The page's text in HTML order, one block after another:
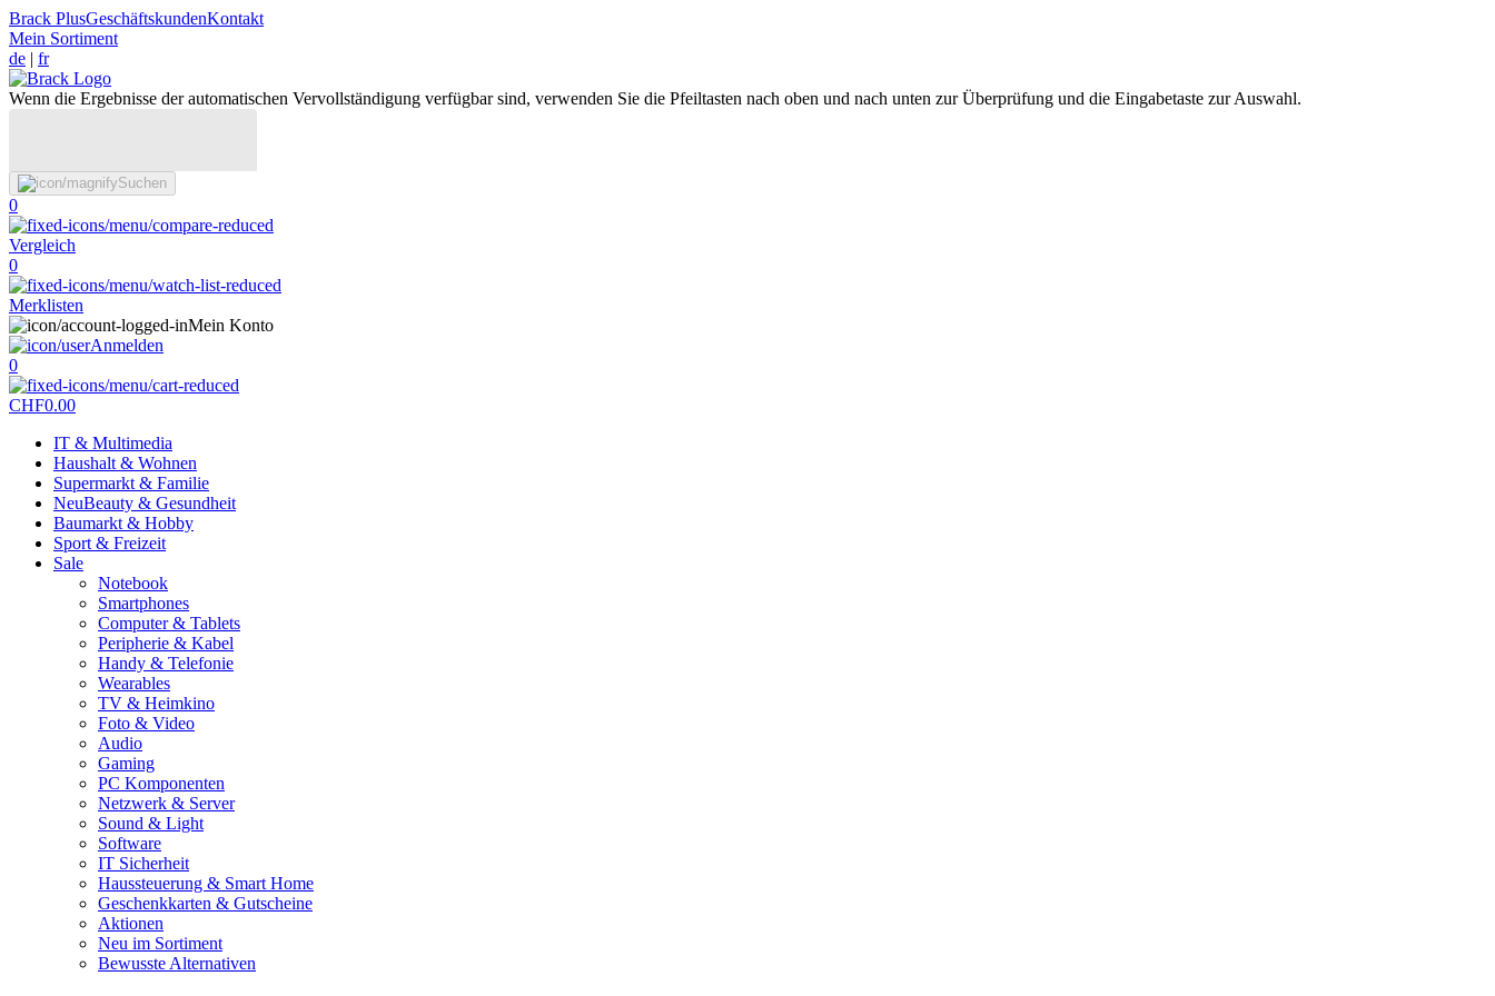
Brack PlusGeschäftskundenKontakt
Mein Sortiment
de | fr
Wenn die Ergebnisse der automatischen Vervollständigung verfügbar sind, verwenden Sie die Pfeiltasten nach oben und nach unten zur Überprüfung und die Eingabetaste zur Auswahl.
Suchen
0
Vergleich
0
Merklisten
Mein Konto
Anmelden
0
CHF0.00
IT & Multimedia
Haushalt & Wohnen
Supermarkt & Familie
NeuBeauty & Gesundheit
Baumarkt & Hobby
Sport & Freizeit
Sale
Notebook
Smartphones
Computer & Tablets
Peripherie & Kabel
Handy & Telefonie
Wearables
TV & Heimkino
Foto & Video
Audio
Gaming
PC Komponenten
Netzwerk & Server
Sound & Light
Software
IT Sicherheit
Haussteuerung & Smart Home
Geschenkkarten & Gutscheine
Aktionen
Neu im Sortiment
Bewusste Alternativen